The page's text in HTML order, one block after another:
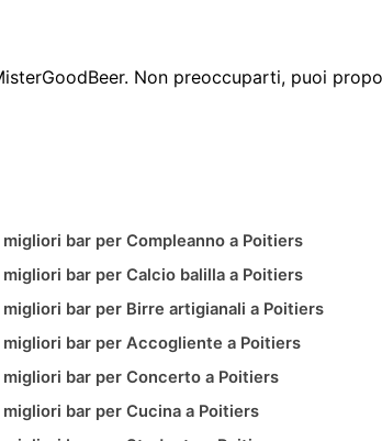
Non preoccuparti, puoi
migliori bar per Compleanno a Poitiers
migliori bar per Calcio balilla a Poitiers
migliori bar per Birre artigianali a Poitiers
migliori bar per Accogliente a Poitiers
migliori bar per Concerto a Poitiers
migliori bar per Cucina a Poitiers